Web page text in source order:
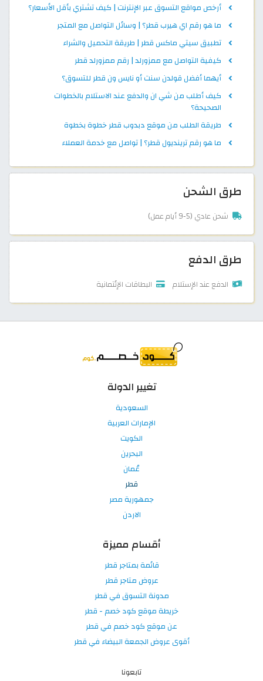
أرخص مواقع التسوق عبر الإنترنت | كيف تشتري بأقل الأسعار؟
ما هو رقم اي هيرب قطر؟ | وسائل التواصل مع المتجر
تطبيق سيتي ماكس قطر | طريقة التحميل والشراء
كيفية التواصل مع ممزورلد | رقم ممزورلد قطر
أيهما أفضل قولدن سنت أو نايس ون قطر للتسوق؟
كيف أطلب من شي ان والدفع عند الاستلام بالخطوات
الصحيحة؟
طريقة الطلب من موقع دبدوب قطر خطوة بخطوة
ما هو رقم ترينديول قطر؟ | تواصل مع خدمة العملاء
طرق الشحن
شحن عادي (5-9 أيام عمل)
طرق الدفع
الدفع عند الإستلام البطاقات الإئتمانية
تغيير الدولة
السعودية
الإمارات العربية
الكويت
البحرين
عُمان
قطر
جمهورية مصر
الاردن
أقسام مميزة
قائمة بمتاجر قطر
عروض متاجر قطر
مدونة التسوق في قطر
خريطة موقع كود خصم - قطر
عن موقع كود خصم في قطر
أقوى عروض الجمعة البيضاء في قطر
تابعونا